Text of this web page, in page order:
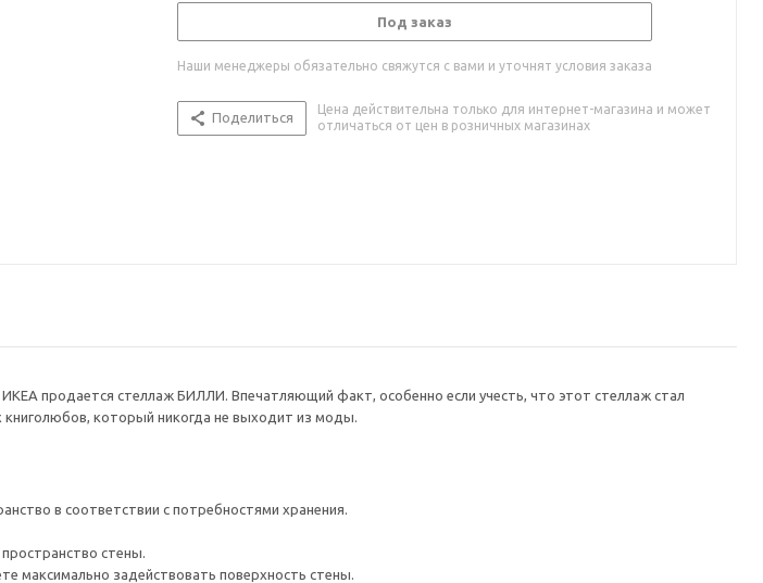
Под заказ
Наши менеджеры обязательно свяжутся с вами и уточнят условия заказа
Поделиться
Цена действительна только для интернет-магазина и может
отличаться от цен в розничных магазинах
продается стеллаж БИЛЛИ. Впечатляющий факт, особенно если учесть, что этот стеллаж стал
который никогда не выходит из моды.
в соответствии с потребностями хранения.
стены.
максимально задействовать поверхность стены.